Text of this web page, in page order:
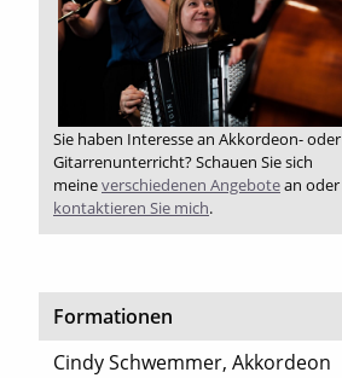
Sie haben Interesse an Akkordeon- oder
Gitarrenunterricht? Schauen Sie sich
meineverschiedenen Angebotean oder
kontaktieren Sie mich.
Formationen
Cindy Schwemmer, Akkordeon